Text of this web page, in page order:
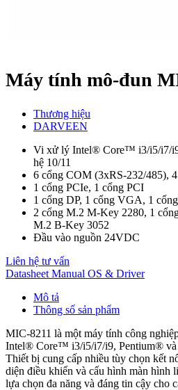
Máy tính mô-đun
Thương hiệu
DARVEEN
Vi xử lý Intel® Core™ i3/i5/i7/
hệ 10/11
6 cổng COM (3xRS-232/485),
1 cổng PCIe, 1 cổng PCI
1 cổng DP, 1 cổng VGA, 1
2 cổng M.2 M-Key 2280, 1
M.2 B-Key 3052
Đầu vào nguồn 24VDC
Liên hệ tư vấn
Datasheet Manual OS & Driver
Mô tả
Thông số sản phẩm
MIC-8211 là một máy tính công
Intel® Core™ i3/i5/i7/i9, Pentium® và
Thiết bị cung cấp nhiều tùy chọn kết
diện điều khiển và cấu hình màn hình
lựa chọn đa năng và đáng tin cậy cho